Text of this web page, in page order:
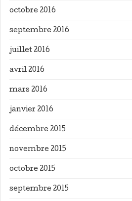
octobre 2016
septembre 2016
juillet 2016
avril 2016
mars 2016
janvier 2016
décembre 2015
novembre 2015
octobre 2015
septembre 2015